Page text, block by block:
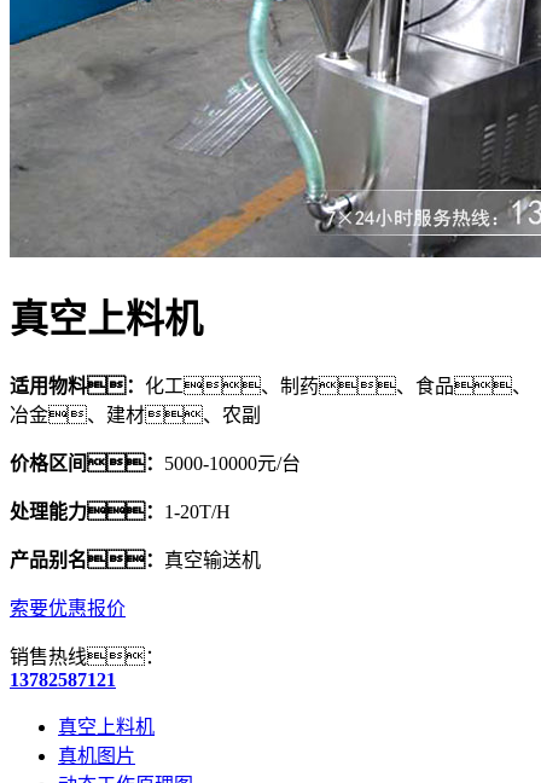
真空上料机
适用物料： 化工、制药、食品、
冶金、建材、农副
价格区间： 5000-10000元/台
处理能力： 1-20T/H
产品别名： 真空输送机
索要优惠报价
销售热线：
13782587121
真空上料机
真机图片